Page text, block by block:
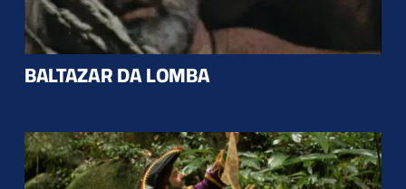
BALTAZAR DA LOMBA